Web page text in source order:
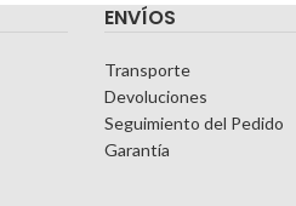
ENVÍOS
Transporte
Devoluciones
Seguimiento del Pedido
Garantía